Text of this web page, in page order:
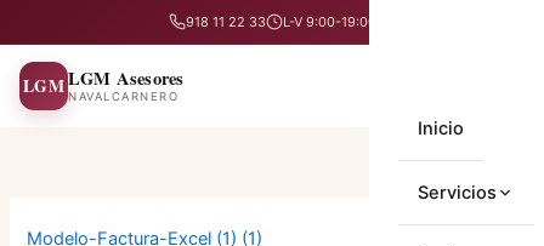
918 11 22 33 L-V 9:00-19:00
LGMLGM Asesores
NAVALCARNERO
Inicio
Servicios
to
content
Modelo-Factura-Excel (1) (1)